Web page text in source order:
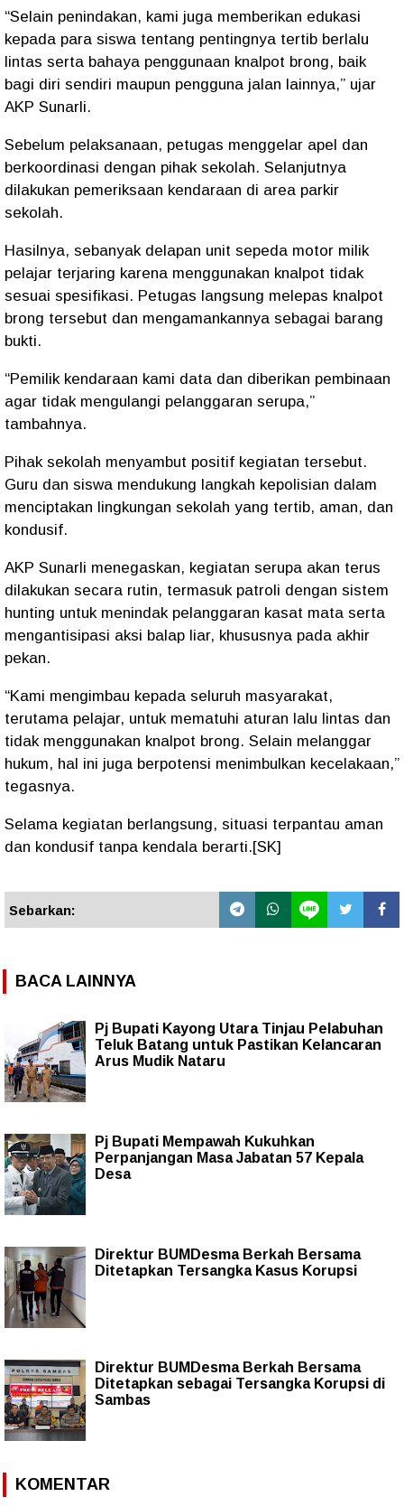
“Selain penindakan, kami juga memberikan edukasi
kepada para siswa tentang pentingnya tertib berlalu
lintas serta bahaya penggunaan knalpot brong, baik
bagi diri sendiri maupun pengguna jalan lainnya,” ujar
AKP Sunarli.
Sebelum pelaksanaan, petugas menggelar apel dan
berkoordinasi dengan pihak sekolah. Selanjutnya
dilakukan pemeriksaan kendaraan di area parkir
sekolah.
Hasilnya, sebanyak delapan unit sepeda motor milik
pelajar terjaring karena menggunakan knalpot tidak
sesuai spesifikasi. Petugas langsung melepas knalpot
brong tersebut dan mengamankannya sebagai barang
bukti.
“Pemilik kendaraan kami data dan diberikan pembinaan
agar tidak mengulangi pelanggaran serupa,”
tambahnya.
Pihak sekolah menyambut positif kegiatan tersebut.
Guru dan siswa mendukung langkah kepolisian dalam
menciptakan lingkungan sekolah yang tertib, aman, dan
kondusif.
AKP Sunarli menegaskan, kegiatan serupa akan terus
dilakukan secara rutin, termasuk patroli dengan sistem
hunting untuk menindak pelanggaran kasat mata serta
mengantisipasi aksi balap liar, khususnya pada akhir
pekan.
“Kami mengimbau kepada seluruh masyarakat,
terutama pelajar, untuk mematuhi aturan lalu lintas dan
tidak menggunakan knalpot brong. Selain melanggar
hukum, hal ini juga berpotensi menimbulkan kecelakaan,”
tegasnya.
Selama kegiatan berlangsung, situasi terpantau aman
dan kondusif tanpa kendala berarti.[SK]
Sebarkan:
BACA LAINNYA
Pj Bupati Kayong Utara Tinjau Pelabuhan
Teluk Batang untuk Pastikan Kelancaran
Arus Mudik Nataru
Pj Bupati Mempawah Kukuhkan
Perpanjangan Masa Jabatan 57 Kepala
Desa
Direktur BUMDesma Berkah Bersama
Ditetapkan Tersangka Kasus Korupsi
Direktur BUMDesma Berkah Bersama
Ditetapkan sebagai Tersangka Korupsi di
Sambas
KOMENTAR